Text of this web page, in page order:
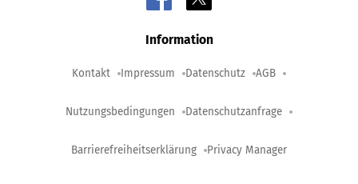
Information
Kontakt Impressum Datenschutz AGB
Nutzungsbedingungen Datenschutzanfrage
Barrierefreiheitserklärung Privacy Manager